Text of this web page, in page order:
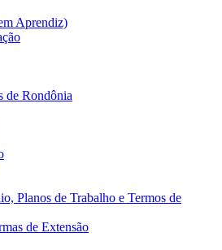
Aprendiz)
de Rondônia
Planos de Trabalho e Termos de
de Extensão